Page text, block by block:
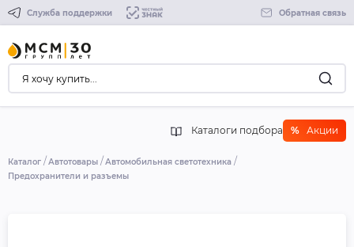
Служба поддержки Обратная связь
Каталоги подбора % Акции
Каталог Автотовары
Автомобильная светотехника
Предохранители и разъемы